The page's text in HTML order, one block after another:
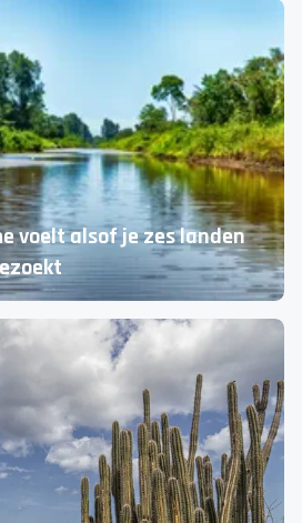
dicht bij huis
en België
voelt alsof je zes landen